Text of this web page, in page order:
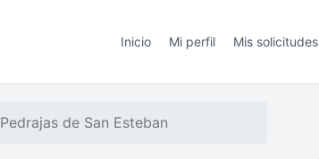
Inicio Mi perfil Mis solicitudes
Pedrajas de San Esteban